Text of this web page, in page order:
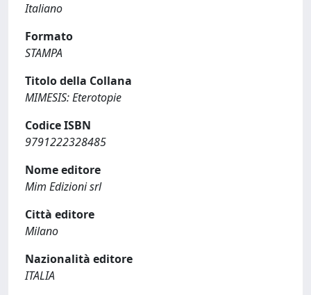
Italiano
Formato
STAMPA
Titolo della Collana
MIMESIS: Eterotopie
Codice ISBN
9791222328485
Nome editore
Mim Edizioni srl
Città editore
Milano
Nazionalità editore
ITALIA